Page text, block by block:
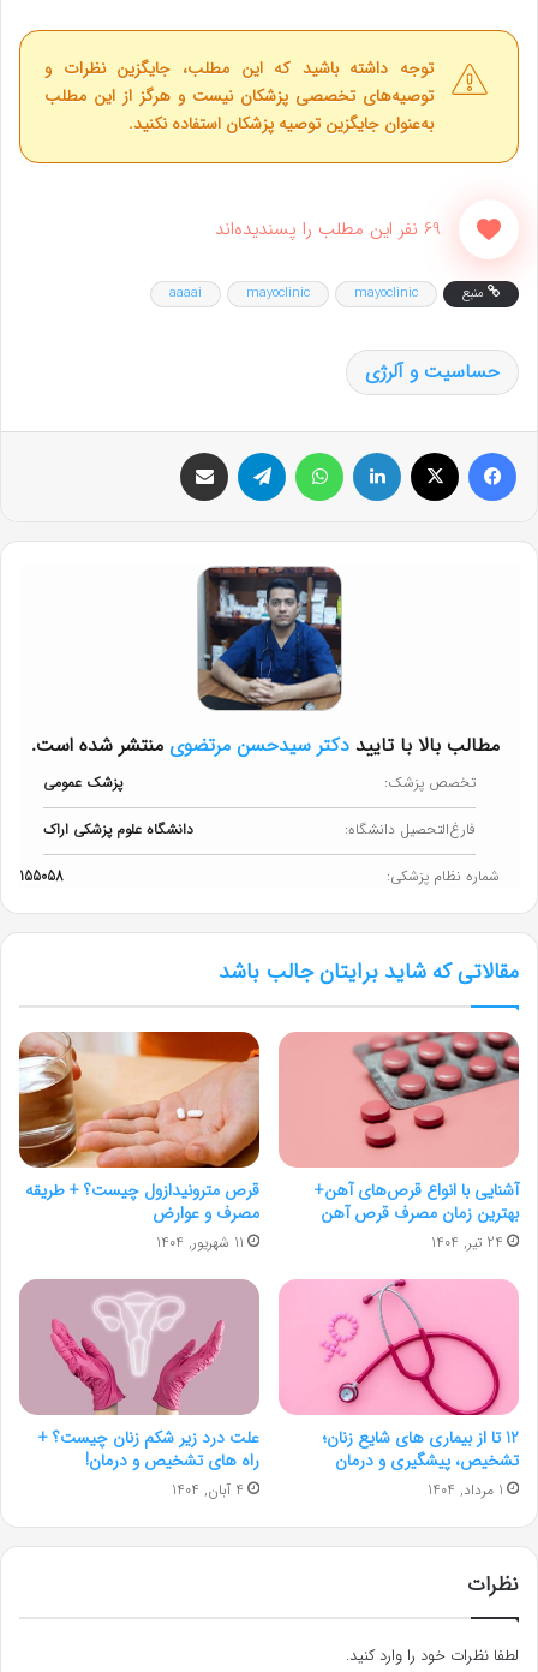
توجه داشته باشید که این مطلب، جایگزین نظرات و
توصیه‌های تخصصی پزشکان نیست و هرگز از این مطلب
به‌عنوان جایگزین توصیه پزشکان استفاده نکنید.
69 نفر این مطلب را پسندیده‌اند
منبع mayoclinic
mayoclinic
aaaai
حساسیت و آلرژی
مطالب بالا با تایید دکتر سیدحسن مرتضوی منتشر شده است.
تخصص پزشک: پزشک عمومی
فارغ‌التحصیل دانشگاه: دانشگاه علوم پزشکی اراک
شماره نظام پزشکی: 155058
مقالاتی که شاید برایتان جالب باشد
آشنایی با انواع قرص‌های آهن+
بهترین زمان مصرف قرص آهن
24 تیر, 1404
قرص مترونیدازول چیست؟ + طریقه
مصرف و عوارض
11 شهریور, 1404
12 تا از بیماری های شایع زنان؛
تشخیص، پیشگیری و درمان
1 مرداد, 1404
علت درد زیر شکم زنان چیست؟ +
راه های تشخیص و درمان!
4 آبان, 1404
نظرات
لطفا نظرات خود را وارد کنید.